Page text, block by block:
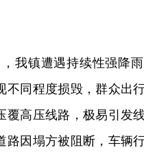
我镇遭遇持续性强降
同程度损毁，群众出
高压线路，极易引发
因塌方被阻断，车辆